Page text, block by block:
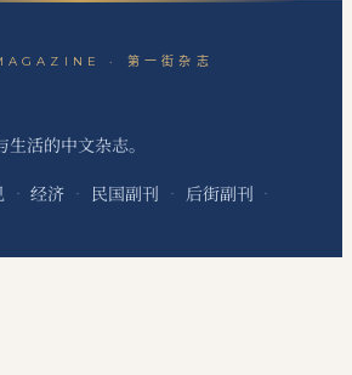
· 第一街杂志
活的中文杂志。
· 经济 · 民国副刊 · 后街副刊 ·